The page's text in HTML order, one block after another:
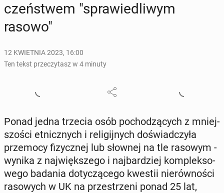
czeń­stwem "spra­wie­dli­wym
rasowo"
12 KWIETNIA 2023, 16:00
Ten tekst przeczytasz w 4 minuty
Ponad jedna trzecia osób po­cho­dzą­cych z mniej­
szo­ści et­nicz­nych i re­li­gij­nych do­świad­czy­ła
prze­mo­cy fi­zycz­nej lub słownej na tle rasowym -
wynika z naj­więk­sze­go i naj­bar­dziej kom­plek­so­
we­go badania do­ty­czą­ce­go kwestii nie­rów­no­ści
ra­so­wych w UK na prze­strze­ni ponad 25 lat,